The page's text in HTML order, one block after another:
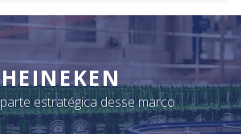
HEINEKEN
estratégica desse marco